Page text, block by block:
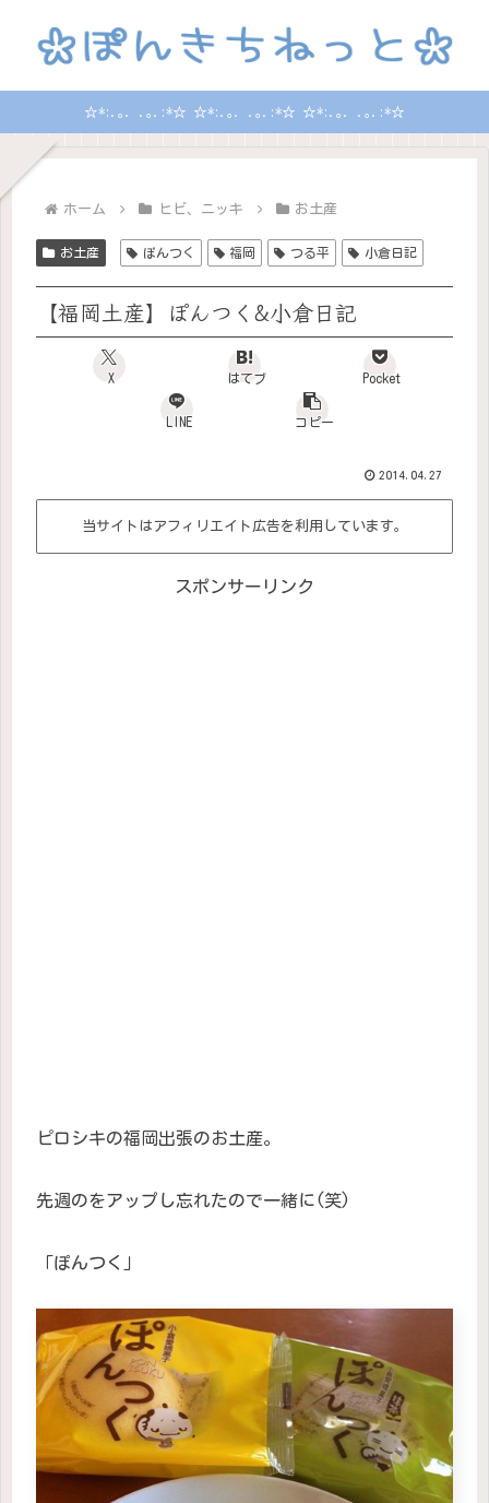
☆*:.｡. .｡.:*☆ ☆*:.｡. .｡.:*☆ ☆*:.｡. .｡.:*☆
ホーム ヒビ、ニッキ お土産
お土産 ぽんつく 福岡 つる平 小倉日記
【福岡土産】ぽんつく&小倉日記
X はてブ Pocket
LINE コピー
2014.04.27
当サイトはアフィリエイト広告を利用しています。
スポンサーリンク
ピロシキの福岡出張のお土産。
先週のをアップし忘れたので一緒に(笑)
「ぽんつく」